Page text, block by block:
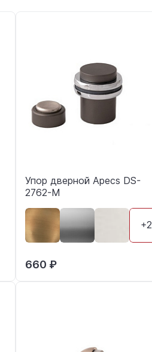
Упор дверной Apecs DS-
2762-M
+2
660 ₽